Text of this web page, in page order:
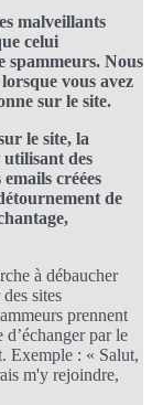
malveillants
celui
spammeurs. Nous
vous avez
sur le site.
le site, la
utilisant des
créées
de
à débaucher
sites
prennent
par le
Exemple : « Salut,
m'y rejoindre,